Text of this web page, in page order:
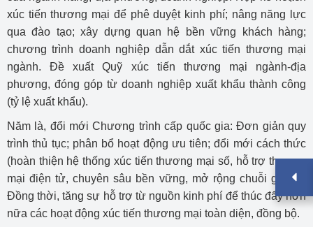
xúc tiến thương mại để phê duyệt kinh phí; nâng năng lực
qua đào tạo; xây dựng quan hệ bền vững khách hàng;
chương trình doanh nghiệp dẫn dắt xúc tiến thương mại
ngành. Đề xuất Quỹ xúc tiến thương mại ngành-địa
phương, đóng góp từ doanh nghiệp xuất khẩu thành công
(tỷ lệ xuất khẩu).
Năm là, đổi mới Chương trình cấp quốc gia: Đơn giản quy
trình thủ tục; phân bổ hoạt động ưu tiên; đổi mới cách thức
(hoàn thiện hệ thống xúc tiến thương mại số, hỗ trợ thương
mại điện tử, chuyên sâu bền vững, mở rộng chuỗi giá trị).
Đồng thời, tăng sự hỗ trợ từ nguồn kinh phí để thúc đẩy hơn
nữa các hoạt động xúc tiến thương mại toàn diện, đồng bộ.